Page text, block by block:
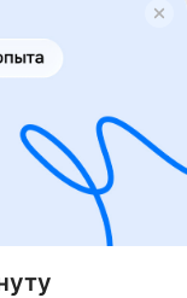
осуществляется
Бизнесменс.ру
за условия
имеющейся